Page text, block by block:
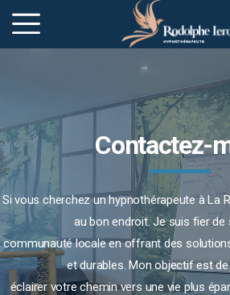
Contactez-
Si vous cherchez un hypnothérapeute à La
au bon endroit. Je suis fier de
communauté locale en offrant des
et durables. Mon objectif est
éclairer votre chemin vers une vie plus